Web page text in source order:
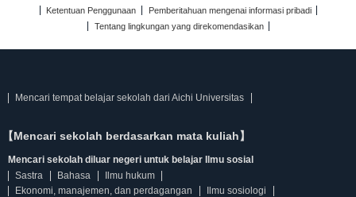
Ketentuan Penggunaan
Pemberitahuan mengenai informasi pribadi
Tentang lingkungan yang direkomendasikan
Mencari tempat belajar sekolah dari Aichi Universitas
【Mencari sekolah berdasarkan mata kuliah】
Mencari sekolah diluar negeri untuk belajar Ilmu sosial
Sastra
Bahasa
Ilmu hukum
Ekonomi, manajemen, dan perdagangan
Ilmu sosiologi